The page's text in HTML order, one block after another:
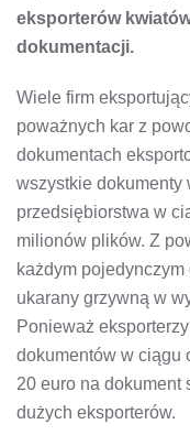
eksporterów
dokumentacji.
Wiele firm
poważnych kar z
dokumentach
wszystkie dokumenty
przedsiębiorstwa w
milionów plików. Z
każdym
ukarany grzywną w
Ponieważ
dokumentów w ciągu
20 euro na dokument
dużych eksporterów.